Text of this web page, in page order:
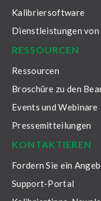
Kalibriersoftware
Dienstleistungen
RESSOURCEN
Ressourcen
Broschüre zu den
Events und Webinare
Pressemitteilungen
KONTAKTIEREN
Fordern Sie ein
Support-Portal